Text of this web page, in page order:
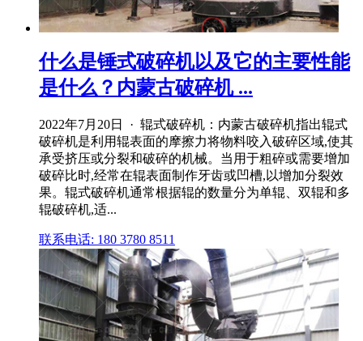
什么是锤式破碎机以及它的主要性能
是什么？内蒙古破碎机 ...
2022年7月20日 · 辊式破碎机：内蒙古破碎机指出辊式
破碎机是利用辊表面的摩擦力将物料咬入破碎区域,使其
承受挤压或分裂和破碎的机械。当用于粗碎或需要增加
破碎比时,经常在辊表面制作牙齿或凹槽,以增加分裂效
果。辊式破碎机通常根据辊的数量分为单辊、双辊和多
辊破碎机,适...
联系电话: 180 3780 8511